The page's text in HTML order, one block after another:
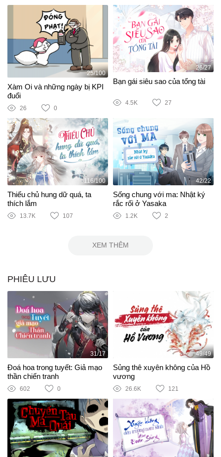
25/100
Xàm Oi và những ngày bị KPI
đuổi
26 0
26/27
Bạn gái siêu sao của tổng tài
4.5K 27
116/100
Thiếu chủ hung dữ quá, ta
thích lắm
13.7K 107
42/22
Sống chung với ma: Nhật ký
rắc rối ở Yasaka
1.2K 2
XEM THÊM
PHIÊU LƯU
31/17
Đoá hoa trong tuyết: Giả mạo
thần chiến tranh
602 0
49/49
Sủng thê xuyên không của Hồ
vương
26.6K 121